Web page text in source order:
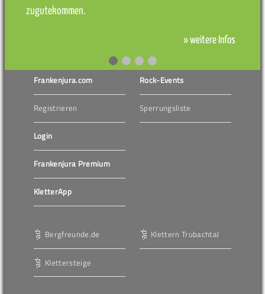
zugutekommen.
» weitere Infos
Frankenjura.com
Registrieren
Login
Frankenjura Premium
KletterApp
Rock-Events
Sperrungsliste
Bergfreunde.de
Klettersteige
Klettern Trubachtal